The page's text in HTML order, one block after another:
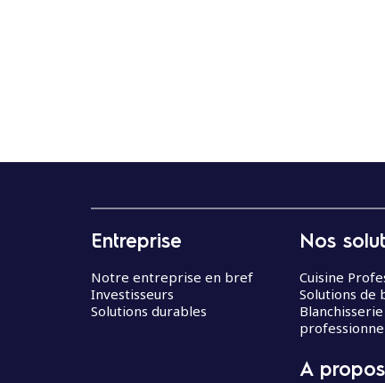
Entreprise
Notre entreprise en bref
Investisseurs
Solutions durables
Nos
Cuisine
Solutions de
Blanchisserie
A propos